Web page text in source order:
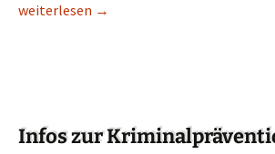
Kreuzfest 2021 in Limburg
weiterlesen →
Infos zur